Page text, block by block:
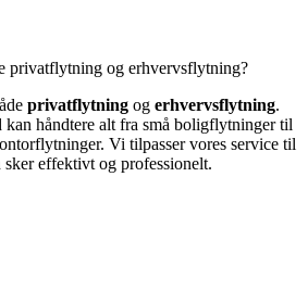
privatflytning og erhvervsflytning?
privatflytning og erhvervsflytning.
håndtere alt fra små boligflytninger til
Vi tilpasser vores service til
effektivt og professionelt.